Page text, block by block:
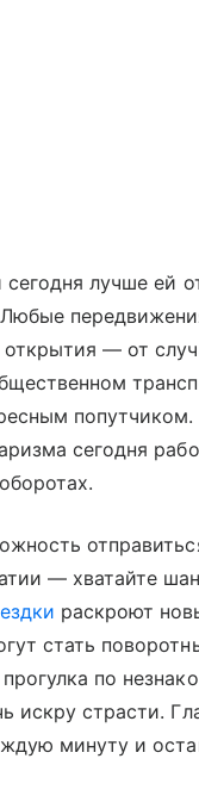
лучше ей
— от
сегодня
— хватайте
раскроют
стать
по
искру страсти.
минуту и